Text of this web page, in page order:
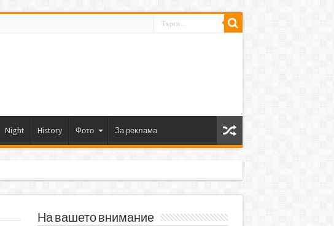
Night History Фото За реклама
На вашето внимание